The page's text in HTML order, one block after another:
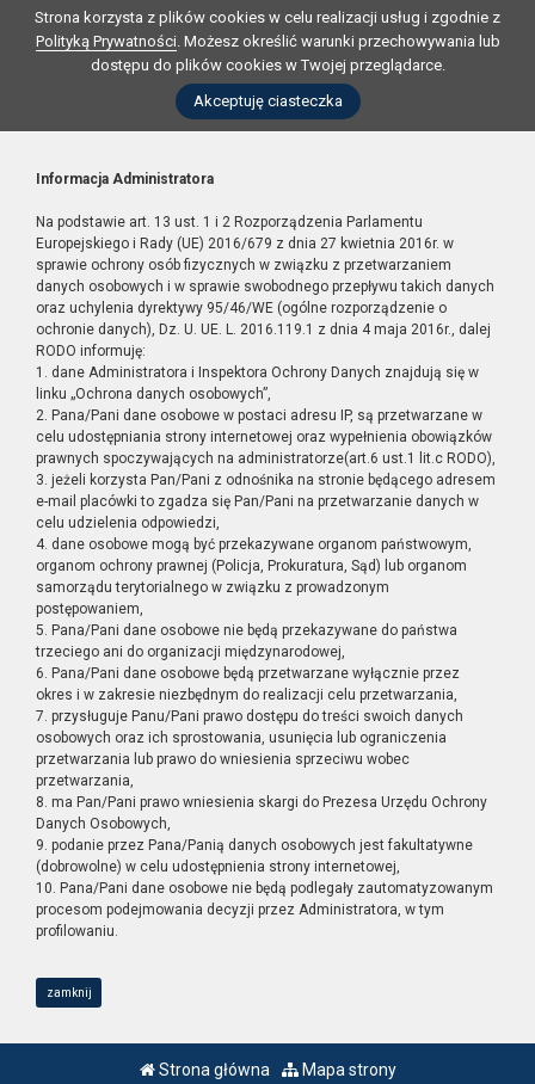
Strona korzysta z plików cookies w celu realizacji usług i zgodnie z
Polityką Prywatności. Możesz określić warunki przechowywania lub
dostępu do plików cookies w Twojej przeglądarce.
Akceptuję ciasteczka
Informacja Administratora
Na podstawie art. 13 ust. 1 i 2 Rozporządzenia Parlamentu
Europejskiego i Rady (UE) 2016/679 z dnia 27 kwietnia 2016r. w
sprawie ochrony osób fizycznych w związku z przetwarzaniem
danych osobowych i w sprawie swobodnego przepływu takich danych
oraz uchylenia dyrektywy 95/46/WE (ogólne rozporządzenie o
ochronie danych), Dz. U. UE. L. 2016.119.1 z dnia 4 maja 2016r., dalej
RODO informuję:
1. dane Administratora i Inspektora Ochrony Danych znajdują się w
linku „Ochrona danych osobowych”,
2. Pana/Pani dane osobowe w postaci adresu IP, są przetwarzane w
celu udostępniania strony internetowej oraz wypełnienia obowiązków
prawnych spoczywających na administratorze(art.6 ust.1 lit.c RODO),
3. jeżeli korzysta Pan/Pani z odnośnika na stronie będącego adresem
e-mail placówki to zgadza się Pan/Pani na przetwarzanie danych w
celu udzielenia odpowiedzi,
4. dane osobowe mogą być przekazywane organom państwowym,
organom ochrony prawnej (Policja, Prokuratura, Sąd) lub organom
samorządu terytorialnego w związku z prowadzonym
postępowaniem,
5. Pana/Pani dane osobowe nie będą przekazywane do państwa
trzeciego ani do organizacji międzynarodowej,
6. Pana/Pani dane osobowe będą przetwarzane wyłącznie przez
okres i w zakresie niezbędnym do realizacji celu przetwarzania,
7. przysługuje Panu/Pani prawo dostępu do treści swoich danych
osobowych oraz ich sprostowania, usunięcia lub ograniczenia
przetwarzania lub prawo do wniesienia sprzeciwu wobec
przetwarzania,
8. ma Pan/Pani prawo wniesienia skargi do Prezesa Urzędu Ochrony
Danych Osobowych,
9. podanie przez Pana/Panią danych osobowych jest fakultatywne
(dobrowolne) w celu udostępnienia strony internetowej,
10. Pana/Pani dane osobowe nie będą podlegały zautomatyzowanym
procesom podejmowania decyzji przez Administratora, w tym
profilowaniu.
zamknij
Strona główna Mapa strony